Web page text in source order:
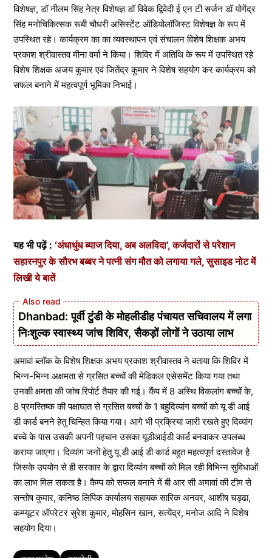
विशेषज्ञ, डॉ नीलम सिंह नेत्र विशेषज्ञ डॉ विवेक द्विवेदी ई एन टी सर्जन डॉ योगेंद्र
सिंह मनोचिकित्सक रूबी चौधरी असिस्टेंट ऑडियोलॉजिस्ट विशेषज्ञ के रूप में
उपस्थित रहे। कार्यक्रम का का व्यवस्थापन एवं संचालन विशेष शिक्षक अभय
प्रकाश श्रीवास्तव मीना वर्मा ने किया। शिविर में अतिथि के रूप में उपस्थित रहे
विशेष शिक्षक अजय कुमार एवं जितेंद्र कुमार ने विशेष सहयोग कर कार्यक्रम को
सफल बनाने में महत्वपूर्ण भूमिका निभाई।
यह भी पढ़ें : ‘अंधाधुंध ब्याज दिया, अब अलविदा’, कर्जदारों से परेशान
सहारनपुर के सौरभ बब्बर ने पत्नी संग मौत को लगाया गले, सुसाइड नोट में
लिखी ये बातें
Dhanbad: पूर्वी टुंडी के मोहलीडीह पंचायत सचिवालय में लगा
निःशुल्क स्वास्थ्य जांच शिविर, सैकड़ों लोगों ने उठाया लाभ
अमावां ब्लॉक के विशेष शिक्षक अभय प्रकाश श्रीवास्तव ने बताया कि शिविर में
भिन्न-भिन्न अक्षमता से ग्रसित बच्चों की मेडिकल एसेसमेंट किया गया तथा
उनकी क्षमता की जांच रिपोर्ट तैयार की गई। कैंप में 8 अस्थि विकलांग बच्चों के,
8 प्रमस्तिष्क की पक्षाघात से ग्रसित बच्चों के 1 बहुदिव्यांग बच्चों को यू डी आई
डी कार्ड बनने हेतु चिन्हित किया गया। आगे भी प्रक्रिया जारी रखते हुए दिव्यांग
बच्चे के पास उसकी अपनी पहचान उसका यूडीआईडी कार्ड बनवाकर उपलब्ध
कराया जाएगा। दिव्यांग जनों हेतु यू डी आई डी कार्ड बहुत महत्वपूर्ण दस्तावेज है
जिसके उपयोग से ही सरकार के द्वारा दिव्यांग बच्चों को मिल रही विभिन्न सुविधाओं
का लाभ मिल सकता है। कैम्प को सफल बनाने में बी आर सी अमावां की टीम से
सन्तोष कुमार, कनिष्ठ लिपिक कार्यालय सहायक सारिक अनवर, आशीष चड्ढा,
कम्प्यूटर ऑपरेटर सुरेश कुमार, मोहसिन खान, सत्येंद्र, मनोज आदि ने विशेष
सहयोग दिया।